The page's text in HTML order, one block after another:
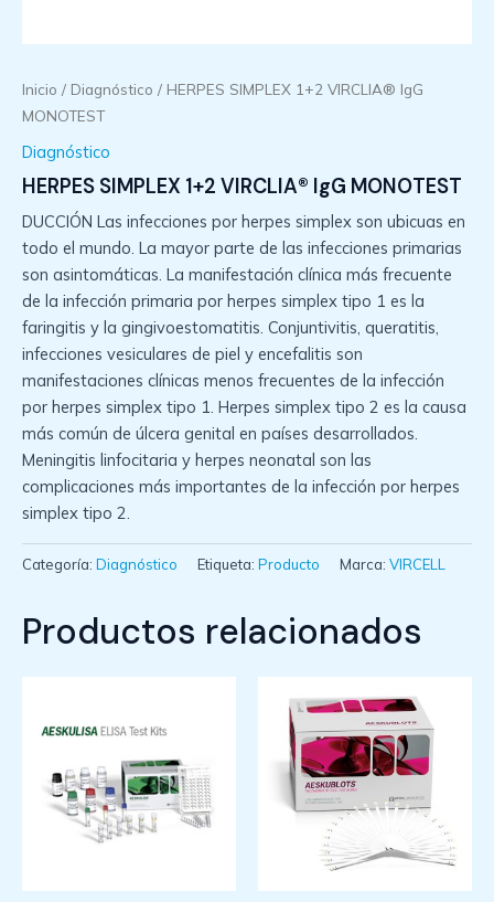
Inicio / Diagnóstico / HERPES SIMPLEX 1+2 VIRCLIA® IgG
MONOTEST
Diagnóstico
HERPES SIMPLEX 1+2 VIRCLIA® IgG MONOTEST
DUCCIÓN Las infecciones por herpes simplex son ubicuas en
todo el mundo. La mayor parte de las infecciones primarias
son asintomáticas. La manifestación clínica más frecuente
de la infección primaria por herpes simplex tipo 1 es la
faringitis y la gingivoestomatitis. Conjuntivitis, queratitis,
infecciones vesiculares de piel y encefalitis son
manifestaciones clínicas menos frecuentes de la infección
por herpes simplex tipo 1. Herpes simplex tipo 2 es la causa
más común de úlcera genital en países desarrollados.
Meningitis linfocitaria y herpes neonatal son las
complicaciones más importantes de la infección por herpes
simplex tipo 2.
Categoría: Diagnóstico Etiqueta: Producto Marca: VIRCELL
Productos relacionados